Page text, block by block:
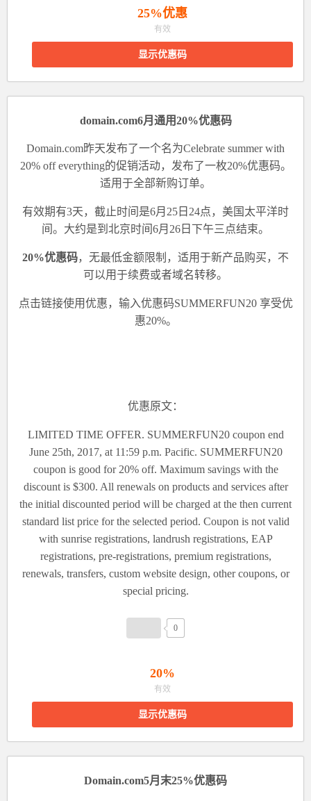
25%优惠
有效
显示优惠码
domain.com6月通用20%优惠码
Domain.com昨天发布了一个名为Celebrate summer with
20% off everything的促销活动，发布了一枚20%优惠码。
适用于全部新购订单。
有效期有3天，截止时间是6月25日24点，美国太平洋时
间。大约是到北京时间6月26日下午三点结束。
20%优惠码，无最低金额限制，适用于新产品购买，不
可以用于续费或者域名转移。
点击链接使用优惠， 输入优惠码SUMMERFUN20 享受优
惠20%。
优惠原文：
LIMITED TIME OFFER. SUMMERFUN20 coupon end
June 25th, 2017, at 11:59 p.m. Pacific. SUMMERFUN20
coupon is good for 20% off. Maximum savings with the
discount is $300. All renewals on products and services after
the initial discounted period will be charged at the then current
standard list price for the selected period. Coupon is not valid
with sunrise registrations, landrush registrations, EAP
registrations, pre-registrations, premium registrations,
renewals, transfers, custom website design, other coupons, or
special pricing.
0
20%
有效
显示优惠码
Domain.com5月末25%优惠码